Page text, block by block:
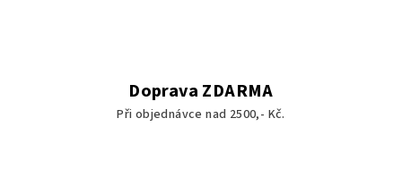
Doprava ZDARMA
Při objednávce nad 2500,- Kč.